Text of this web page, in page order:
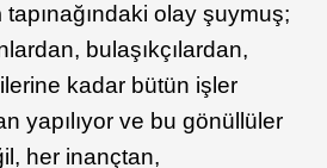
tapınağındaki olay şuymuş;
bulaşıkçılardan,
kadar bütün işler
yapılıyor ve bu gönüllüler
her inançtan,